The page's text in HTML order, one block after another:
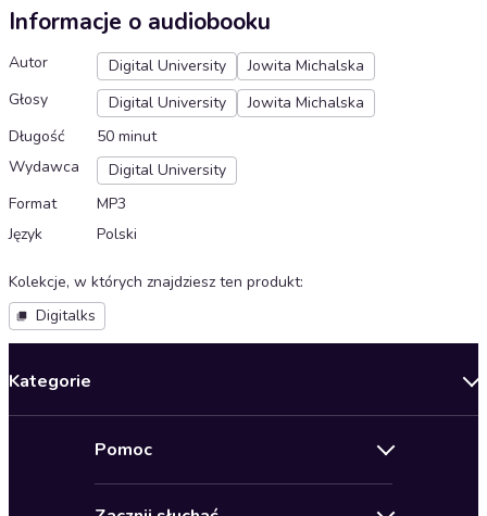
Informacje o audiobooku
Autor Digital University
Jowita Michalska
Głosy
Digital University
Jowita Michalska
Długość
50 minut
Wydawca
Digital University
Format
MP3
Język
Polski
Kolekcje, w których znajdziesz ten produkt:
Digitalks
Kategorie
Pomoc